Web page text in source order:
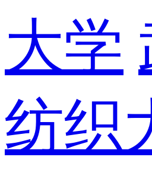
大学
纺织